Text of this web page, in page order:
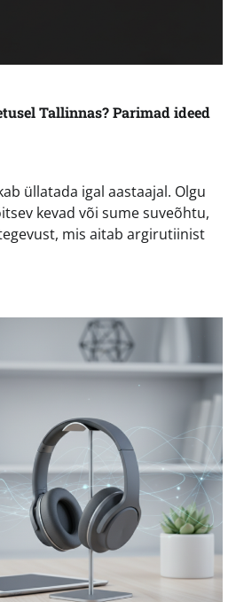
Tallinnas? Parimad ideed
üllatada igal aastaajal. Olgu
kevad või sume suveõhtu,
mis aitab argirutiinist